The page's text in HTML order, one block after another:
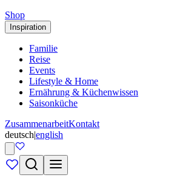
Shop
Inspiration
Familie
Reise
Events
Lifestyle & Home
Ernährung & Küchenwissen
Saisonküche
ZusammenarbeitKontakt
deutsch|english